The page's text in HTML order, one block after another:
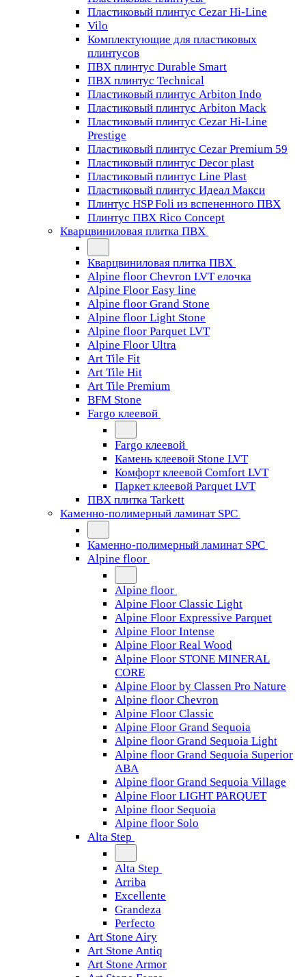
Пластиковый плинтус Cezar Hi-Line
Vilo
Комплектующие для пластиковых
плинтусов
ПВХ плинтус Durable Smart
ПВХ плинтус Technical
Пластиковый плинтус Arbiton Indo
Пластиковый плинтус Arbiton Mack
Пластиковый плинтус Cezar Hi-Line
Prestige
Пластиковый плинтус Cezar Premium 59
Пластиковый плинтус Decor plast
Пластиковый плинтус Line Plast
Пластиковый плинтус Идеал Макси
Плинтус HSP Foli из вспененного ПВХ
Плинтус ПВХ Rico Concept
Кварцвиниловая плитка ПВХ
Кварцвиниловая плитка ПВХ
Alpine floor Chevron LVT елочка
Alpine Floor Easy line
Alpine floor Grand Stone
Alpine floor Light Stone
Alpine floor Parquet LVT
Alpine Floor Ultra
Art Tile Fit
Art Tile Hit
Art Tile Premium
BFM Stone
Fargo клеевой
Fargo клеевой
Камень клеевой Stone LVT
Комфорт клеевой Comfort LVT
Паркет клеевой Parquet LVT
ПВХ плитка Tarkett
Каменно-полимерный ламинат SPC
Каменно-полимерный ламинат SPC
Alpine floor
Alpine floor
Alpine Floor Classic Light
Alpine Floor Expressive Parquet
Alpine Floor Intense
Alpine Floor Real Wood
Alpine Floor STONE MINERAL
CORE
Alpine Floor by Classen Pro Nature
Alpine floor Chevron
Alpine Floor Classic
Alpine Floor Grand Sequoia
Alpine floor Grand Sequoia Light
Alpine floor Grand Sequoia Superior
ABA
Alpine floor Grand Sequoia Village
Alpine Floor LIGHT PARQUET
Alpine floor Sequoia
Alpine floor Solo
Alta Step
Alta Step
Arriba
Excellente
Grandeza
Perfecto
Art Stone Airy
Art Stone Antiq
Art Stone Armor